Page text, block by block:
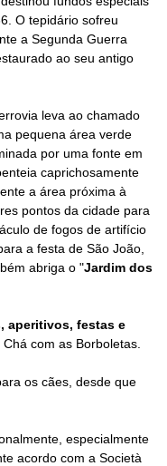
O tepidário sofreu
a Segunda Guerra
ao seu antigo
leva ao chamado
pequena área verde
por uma fonte em
caprichosamente
a área próxima à
pontos da cidade para
de fogos de artifício
a festa de São João,
abriga o "Jardim dos
aperitivos, festas e
com as Borboletas.
os cães, desde que
especialmente
acordo com a Società